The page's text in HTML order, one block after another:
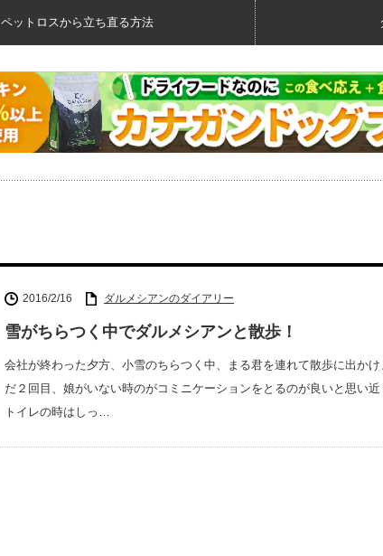
ペットロスから立ち直る方法
2016/2/16 ダルメシアンのダイアリー
雪がちらつく中でダルメシアンと散歩！
会社が終わった夕方、小雪のちらつく中、まる君を連れて散歩に出か
だ２回目、娘がいない時のがコミニケーションをとるのが良いと思い近
トイレの時はしっ…